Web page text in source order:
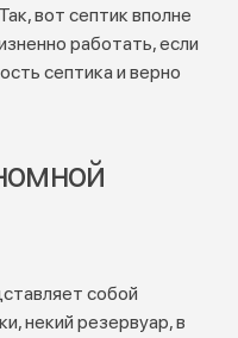
вот септик вполне
работать, если
септика и верно
собой
некий резервуар, в